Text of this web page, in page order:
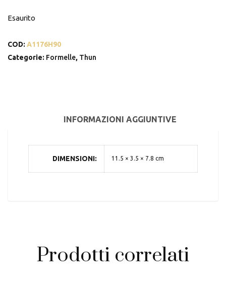
Esaurito
COD: A1176H90
Categorie: Formelle, Thun
INFORMAZIONI AGGIUNTIVE
DIMENSIONI 11.5 × 3.5 × 7.8 cm
Prodotti correlati